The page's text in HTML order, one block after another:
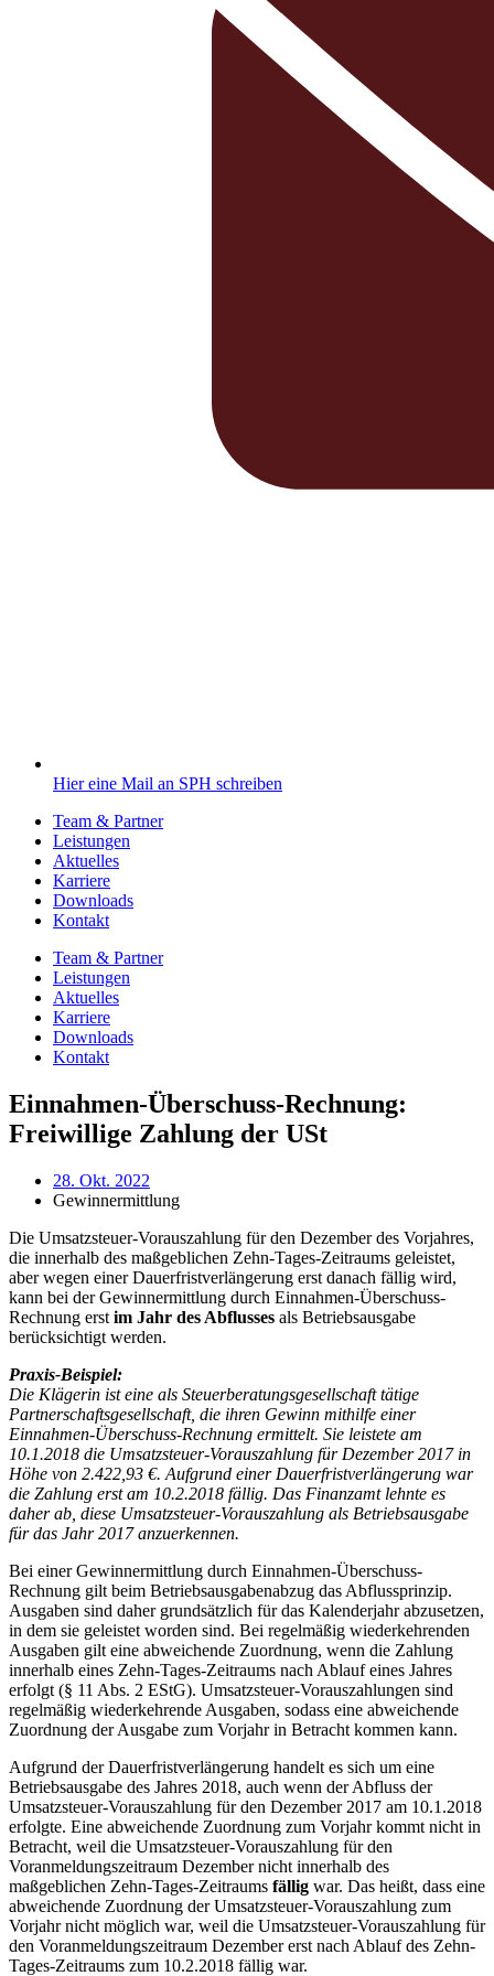
Hier eine Mail an SPH schreiben
Team & Partner
Leistungen
Aktuelles
Karriere
Downloads
Kontakt
Team & Partner
Leistungen
Aktuelles
Karriere
Downloads
Kontakt
Einnahmen-Überschuss-Rechnung:
Freiwillige Zahlung der USt
28. Okt. 2022
Gewinnermittlung
Die Umsatzsteuer-Vorauszahlung für den Dezember des Vorjahres,
die innerhalb des maßgeblichen Zehn-Tages-Zeitraums geleistet,
aber wegen einer Dauerfristverlängerung erst danach fällig wird,
kann bei der Gewinnermittlung durch Einnahmen-Überschuss-
Rechnung erst im Jahr des Abflusses als Betriebsausgabe
berücksichtigt werden.
Praxis-Beispiel:
Die Klägerin ist eine als Steuerberatungsgesellschaft tätige
Partnerschaftsgesellschaft, die ihren Gewinn mithilfe einer
Einnahmen-Überschuss-Rechnung ermittelt. Sie leistete am
10.1.2018 die Umsatzsteuer-Vorauszahlung für Dezember 2017 in
Höhe von 2.422,93 €. Aufgrund einer Dauerfristverlängerung war
die Zahlung erst am 10.2.2018 fällig. Das Finanzamt lehnte es
daher ab, diese Umsatzsteuer-Vorauszahlung als Betriebsausgabe
für das Jahr 2017 anzuerkennen.
Bei einer Gewinnermittlung durch Einnahmen-Überschuss-
Rechnung gilt beim Betriebsausgabenabzug das Abflussprinzip.
Ausgaben sind daher grundsätzlich für das Kalenderjahr abzusetzen,
in dem sie geleistet worden sind. Bei regelmäßig wiederkehrenden
Ausgaben gilt eine abweichende Zuordnung, wenn die Zahlung
innerhalb eines Zehn-Tages-Zeitraums nach Ablauf eines Jahres
erfolgt (§ 11 Abs. 2 EStG). Umsatzsteuer-Vorauszahlungen sind
regelmäßig wiederkehrende Ausgaben, sodass eine abweichende
Zuordnung der Ausgabe zum Vorjahr in Betracht kommen kann.
Aufgrund der Dauerfristverlängerung handelt es sich um eine
Betriebsausgabe des Jahres 2018, auch wenn der Abfluss der
Umsatzsteuer-Vorauszahlung für den Dezember 2017 am 10.1.2018
erfolgte. Eine abweichende Zuordnung zum Vorjahr kommt nicht in
Betracht, weil die Umsatzsteuer-Vorauszahlung für den
Voranmeldungszeitraum Dezember nicht innerhalb des
maßgeblichen Zehn-Tages-Zeitraums fällig war. Das heißt, dass eine
abweichende Zuordnung der Umsatzsteuer-Vorauszahlung zum
Vorjahr nicht möglich war, weil die Umsatzsteuer-Vorauszahlung für
den Voranmeldungszeitraum Dezember erst nach Ablauf des Zehn-
Tages-Zeitraums zum 10.2.2018 fällig war.